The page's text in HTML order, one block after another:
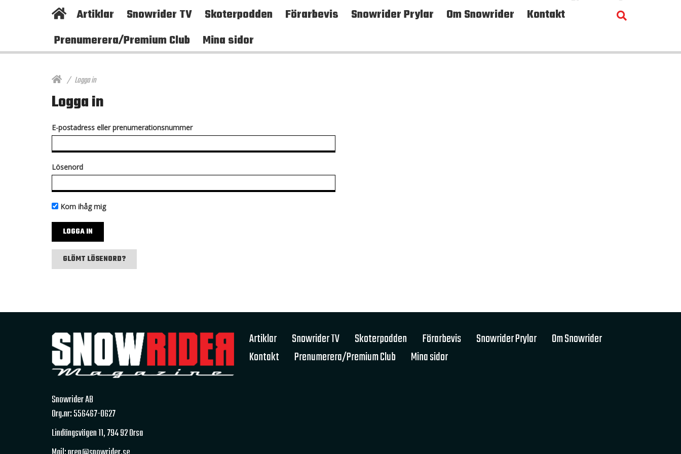
Artiklar Snowrider TV Skoterpodden Förarbevis Snowrider Prylar Om Snowrider
Kontakt
Prenumerera/Premium Club
Mina sidor
Logga in
Logga in
E-postadress eller prenumerationsnummer
Lösenord
Kom ihåg mig
GLÖMT LÖSENORD?
Snowrider AB
Org.nr: 556467-0627
Lindängsvägen 11,794 92 Orsa
Artiklar Snowrider TV Skoterpodden Förarbevis Snowrider Prylar
Om Snowrider
Kontakt
Prenumerera/Premium Club Mina sidor